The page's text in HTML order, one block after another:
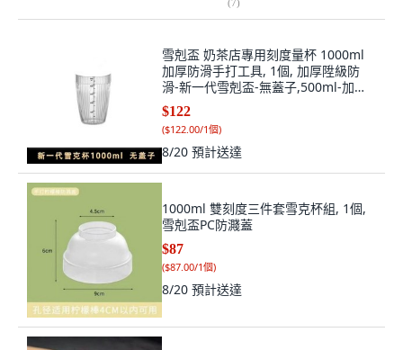
(7)
雪剋盃 奶茶店專用刻度量杯 1000ml
加厚防滑手打工具, 1個, 加厚陞級防
滑-新一代雪剋盃-無蓋子,500ml-加厚
材質-經久耐用, N/A
$122
($122.00/1個)
8/20 預計送達
1000ml 雙刻度三件套雪克杯組, 1個,
雪剋盃PC防濺蓋
$87
($87.00/1個)
8/20 預計送達